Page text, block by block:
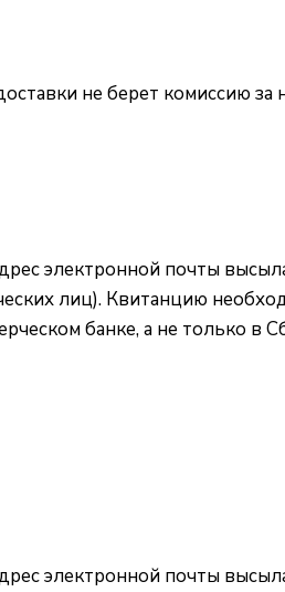
не берет комиссию
электронной почты
лиц). Квитанцию
банке, а не только в
электронной почты